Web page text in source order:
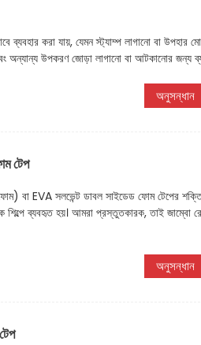
ব্যবহার করা যায়, যেমন স্ট্যাম্প লাগানো বা উপহার
অন্যান্য উপকরণ জোড়া লাগানো বা আটকানোর জন্য
অনুসন্ধান
টেপ
বা EVA সলভেন্ট ডাবল সাইডেড ফোম টেপের
শিল্পে ব্যবহৃত হয়। আমরা প্রস্তুতকারক, তাই জাম্বো
অনুসন্ধান